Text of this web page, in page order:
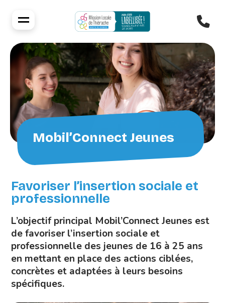
Mobil’Connect Jeunes
Favoriser l’insertion sociale et
professionnelle
L’objectif principal Mobil’Connect Jeunes est
de favoriser l’insertion sociale et
professionnelle des jeunes de 16 à 25 ans
en mettant en place des actions ciblées,
concrètes et adaptées à leurs besoins
spécifiques.